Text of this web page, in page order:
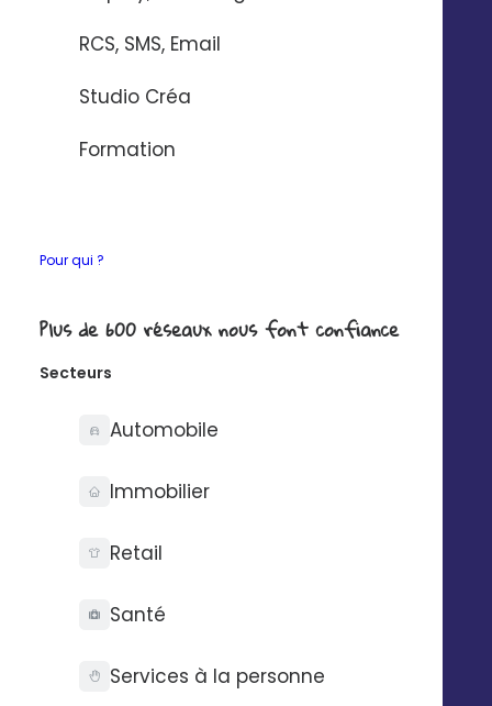
RCS, SMS, Email
Studio Créa
Formation
Pour qui ?
Plus de 600 réseaux nous font confiance
Secteurs
Automobile
Immobilier
Retail
Santé
Services à la personne
Découvrez Digitaleo
Discover Digitaleo English